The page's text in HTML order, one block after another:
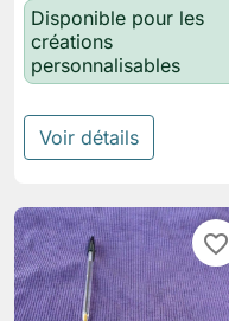
Disponible pour les
créations
personnalisables
Voir détails
favorite_border